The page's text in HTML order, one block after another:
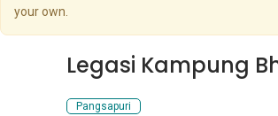
your own.
Legasi Kampung
Pangsapuri